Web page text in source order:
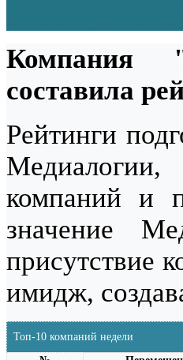
Компания
составила
Рейтинги
компаний и
значение
присутствие
имидж,
Топ-10 компаний недели